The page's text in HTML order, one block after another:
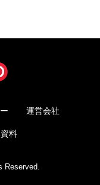
運営会社
料
Reserved.